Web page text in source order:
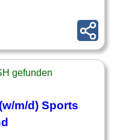
gefunden
m/d) Sports